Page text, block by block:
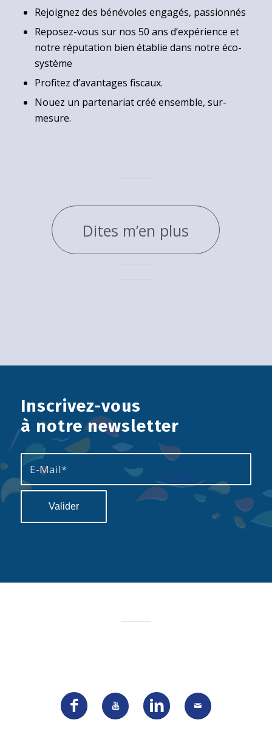
Rejoignez des bénévoles engagés, passionnés
Reposez-vous sur nos 50 ans d’expérience et
notre réputation bien établie dans notre éco-
système
Profitez d’avantages fiscaux.
Nouez un partenariat créé ensemble, sur-
mesure.
Dites m’en plus
Inscrivez-vous
à notre newsletter